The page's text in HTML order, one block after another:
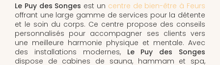
Le Puy des Songes est un centre de bien-être à Feurs
offrant une large gamme de services pour la détente
et le soin du corps. Ce centre propose des conseils
personnalisés pour accompagner ses clients vers
une meilleure harmonie physique et mentale. Avec
des installations modernes, Le Puy des Songes
dispose de cabines de sauna, hammam et spa,